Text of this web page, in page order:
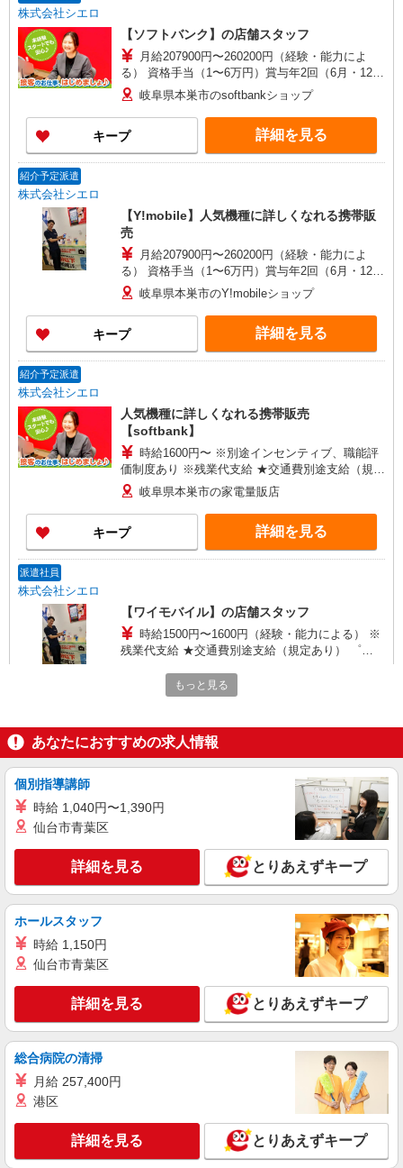
株式会社シエロ
【ソフトバンク】の店舗スタッフ
月給207900円〜260200円（経験・能力によ
る） 資格手当（1〜6万円）賞与年2回（6月・12
月・実績最高5.4カ月分） 未経験から入社半年で
年収400万円以上への昇給実績あり ※残業代支給
★交通費別途支給（規定あり） ゜+゜・。○。・゜
+゜・。○。・゜+゜ 入社祝い金10万円支給(規定
有) お友達を紹介頂くと, インセンティブ支給(規定
岐阜県本巣市のsoftbankショップ
キープ 詳細を見る
紹介予定派遣
株式会社シエロ
【Y!mobile】人気機種に詳しくなれる携帯販
売
月給207900円〜260200円（経験・能力によ
る） 資格手当（1〜6万円）賞与年2回（6月・12
月・実績最高5.4カ月分） 未経験から入社半年で
年収400万円以上への昇給実績あり ※残業代支給
★交通費別途支給（規定あり） ゜+゜・。○。・゜
+゜・。○。・゜+゜ 入社祝い金10万円支給(規定
有) お友達を紹介頂くと, インセンティブ支給(規定
岐阜県本巣市のY!mobileショップ
キープ 詳細を見る
紹介予定派遣
株式会社シエロ
人気機種に詳しくなれる携帯販売
【softbank】
時給1600円〜 ※別途インセンティブ、職能評
価制度あり ※残業代支給 ★交通費別途支給（規定
あり） ゜+゜・。○。・゜+゜・。○。・゜+゜ 入
社祝い金10万円支給(規定有) お友達を紹介頂くと,
インセンティブ支給(規定有) ★月2回払い・週払い
可能（規程有）★ ゜・。○。・゜+゜・。○。・゜
+゜
岐阜県本巣市の家電量販店
キープ 詳細を見る
派遣社員
株式会社シエロ
【ワイモバイル】の店舗スタッフ
時給1500円〜1600円（経験・能力による） ※
残業代支給 ★交通費別途支給（規定あり） ゜
万円支給(規定有) お友達を紹介頂くと, インセンテ
ィブ支給(規定有) ★月2回払い・週払い可能（規程
岐阜県本巣市のY！mobileショップ
紹介予定派遣
株式会社シエロ
時給1400円〜 ※残業代支給 ★交通費別途支給
+゜ 入社祝い金10万円支給(規定有) お友達を紹介
頂くと, インセンティブ支給(規定有) ★月2回払
い・週払い可能（規程有）★ ゜・。○。・゜
+゜・。○。・゜+゜
岐阜県本巣市
キープ 詳細を見る
派遣社員
株式会社シエロ
月給273200円〜 ※残業手当別途支給 ※研修期
間6か月・時給1550円〜 ★交通費別途支給（規定
あり） ゜+゜・。○。・゜+゜・。○。・゜+゜ 入
社祝い金10万円支給(規定有) お友達を紹介頂くと,
+゜・。○。・゜+゜
岐阜県本巣市の家電量販店
キープ 詳細を見る
株式会社シエロ
【Y!mobile】人気機種に詳しくなれる携帯販
もっと見る
あなたにおすすめの求人情報
個別指導講師
時給 1,040円〜1,390円
仙台市青葉区
詳細を見る とりあえずキープ
ホールスタッフ
時給 1,150円
仙台市青葉区
詳細を見る とりあえずキープ
総合病院の清掃
月給 257,400円
港区
詳細を見る とりあえずキープ